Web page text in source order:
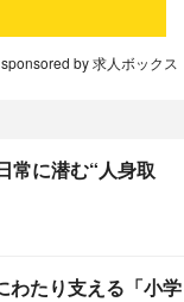
sponsored by 求人ボックス
常に潜む“人身取
わたり支える「小学